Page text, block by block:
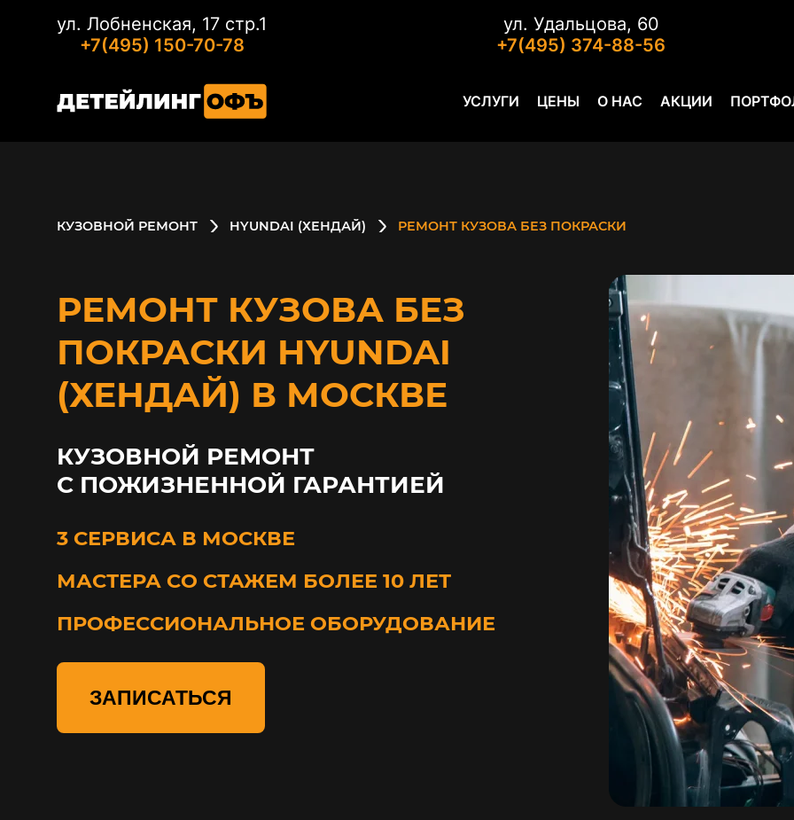
ул. Лобненская, 17 стр.1
+7(495) 150-70-78
ул. Удальцова, 60
+7(495) 374-88-56
УСЛУГИ ЦЕНЫ О НАС АКЦИИ
КУЗОВНОЙ РЕМОНТ HYUNDAI (ХЕНДАЙ) РЕМОНТ КУЗОВА БЕЗ ПОКРАСКИ
РЕМОНТ КУЗОВА БЕЗ
ПОКРАСКИ HYUNDAI
(ХЕНДАЙ) В МОСКВЕ
КУЗОВНОЙ РЕМОНТ
С ПОЖИЗНЕННОЙ ГАРАНТИЕЙ
3 СЕРВИСА В МОСКВЕ
МАСТЕРА СО СТАЖЕМ БОЛЕЕ 10 ЛЕТ
ПРОФЕССИОНАЛЬНОЕ ОБОРУДОВАНИЕ
ЗАПИСАТЬСЯ